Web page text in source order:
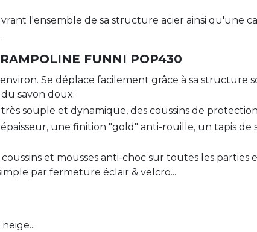
l'ensemble de sa structure acier ainsi qu'une
FUNNI POP430
Se déplace facilement grâce à sa structure
savon doux.
souple et dynamique, des coussins de
une finition "gold" anti-rouille, un tapis
et mousses anti-choc sur toutes les parties
par fermeture éclair & velcro...